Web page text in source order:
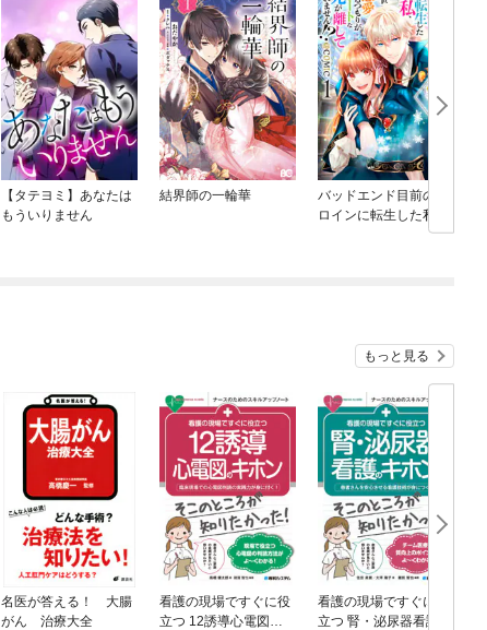
【タテヨミ】あなたは
もういりません
結界師の一輪華
バッドエンド目前のヒ
ロインに転生した私、
今世では恋愛するつも
もっと見る
名医が答える！ 大腸
がん 治療大全
看護の現場ですぐに役
立つ 12誘導心電図の
看護の現場ですぐに役
立つ 腎・泌尿器看護の